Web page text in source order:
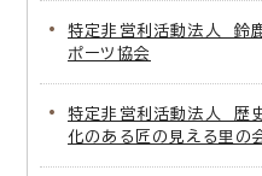
特定非営利活動法人 鈴
ポーツ協会
特定非営利活動法人 歴
化のある匠の見える里の